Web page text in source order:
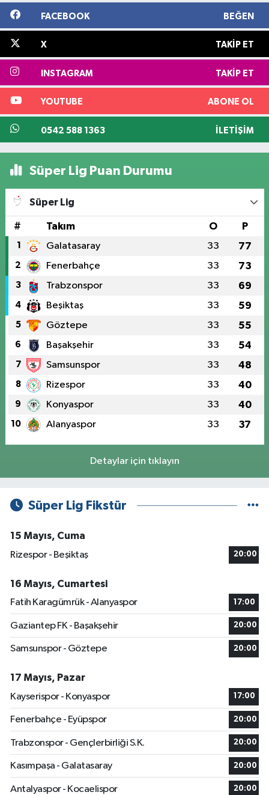
FACEBOOK BEĞEN
X TAKIP ET
INSTAGRAM TAKIP ET
YOUTUBE ABONE OL
0542 588 1363 İLETIŞIM
Süper Lig Puan Durumu
Süper Lig
# Takım O P
1 Galatasaray 33 77
2 Fenerbahçe 33 73
3 Trabzonspor 33 69
4 Beşiktaş 33 59
5 Göztepe 33 55
6 Başakşehir 33 54
7 Samsunspor 33 48
8 Rizespor 33 40
9 Konyaspor 33 40
10 Alanyaspor 33 37
Detaylar için tıklayın
Süper Lig Fikstür
15 Mayıs, Cuma
Rizespor - Beşiktaş
20:00
16 Mayıs, Cumartesi
Fatih Karagümrük - Alanyaspor
17:00
Gaziantep FK - Başakşehir 20:00
Samsunspor - Göztepe 20:00
17 Mayıs, Pazar
Kayserispor - Konyaspor
17:00
Fenerbahçe - Eyüpspor 20:00
Trabzonspor - Gençlerbirliği S.K. 20:00
Kasımpaşa - Galatasaray 20:00
Antalyaspor - Kocaelispor 20:00